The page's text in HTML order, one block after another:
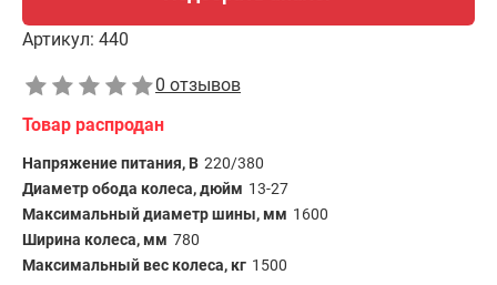
Артикул: 440
0 отзывов
Товар распродан
Напряжение питания, В 220/380
Диаметр обода колеса, дюйм 13-27
Максимальный диаметр шины, мм 1600
Ширина колеса, мм 780
Максимальный вес колеса, кг 1500